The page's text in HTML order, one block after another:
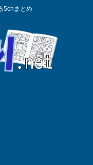
5chまとめ